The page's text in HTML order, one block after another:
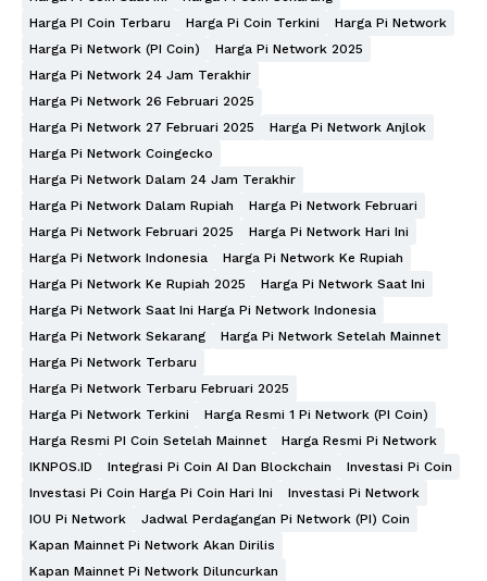
Harga PI Coin Terbaru
Harga Pi Coin Terkini
Harga Pi Network
Harga Pi Network (PI Coin)
Harga Pi Network 2025
Harga Pi Network 24 Jam Terakhir
Harga Pi Network 26 Februari 2025
Harga Pi Network 27 Februari 2025
Harga Pi Network Anjlok
Harga Pi Network Coingecko
Harga Pi Network Dalam 24 Jam Terakhir
Harga Pi Network Dalam Rupiah
Harga Pi Network Februari
Harga Pi Network Februari 2025
Harga Pi Network Hari Ini
Harga Pi Network Indonesia
Harga Pi Network Ke Rupiah
Harga Pi Network Ke Rupiah 2025
Harga Pi Network Saat Ini
Harga Pi Network Saat Ini Harga Pi Network Indonesia
Harga Pi Network Sekarang
Harga Pi Network Setelah Mainnet
Harga Pi Network Terbaru
Harga Pi Network Terbaru Februari 2025
Harga Pi Network Terkini
Harga Resmi 1 Pi Network (PI Coin)
Harga Resmi PI Coin Setelah Mainnet
Harga Resmi Pi Network
IKNPOS.ID
Integrasi Pi Coin AI Dan Blockchain
Investasi Pi Coin
Investasi Pi Coin Harga Pi Coin Hari Ini
Investasi Pi Network
IOU Pi Network
Jadwal Perdagangan Pi Network (PI) Coin
Kapan Mainnet Pi Network Akan Dirilis
Kapan Mainnet Pi Network Diluncurkan